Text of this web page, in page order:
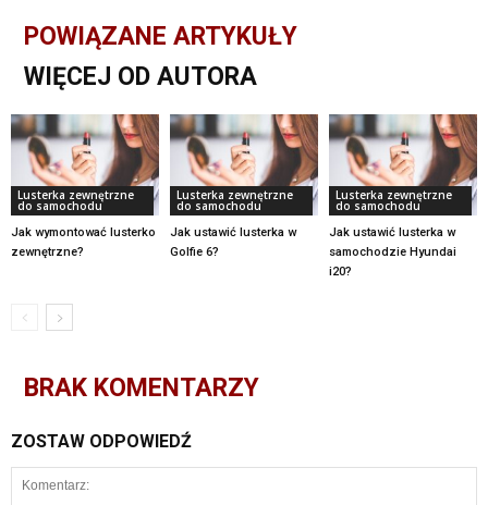
POWIĄZANE ARTYKUŁY
WIĘCEJ OD AUTORA
Lusterka zewnętrzne
do samochodu
Jak wymontować lusterko
zewnętrzne?
Lusterka zewnętrzne
do samochodu
Jak ustawić lusterka w
Golfie 6?
Lusterka zewnętrzne
do samochodu
Jak ustawić lusterka w
samochodzie Hyundai
i20?
BRAK KOMENTARZY
ZOSTAW ODPOWIEDŹ